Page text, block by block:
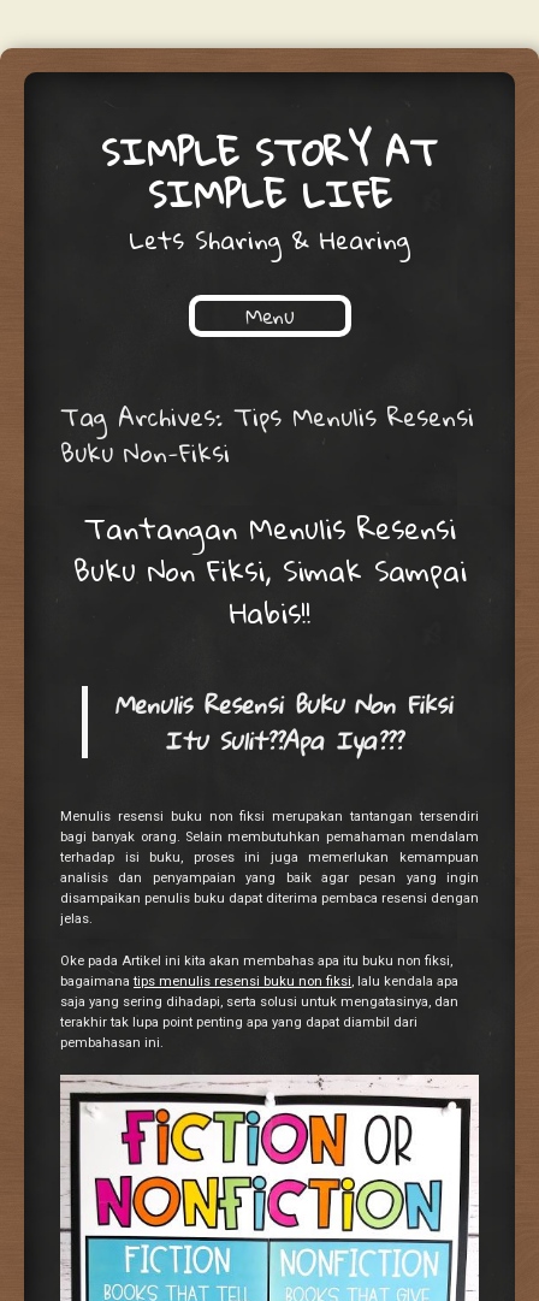
SIMPLE STORY AT
SIMPLE LIFE
Lets Sharing & Hearing
Menu
Tag Archives: Tips Menulis Resensi
Buku Non-Fiksi
Tantangan Menulis Resensi
Buku Non Fiksi, Simak Sampai
Habis!!
Menulis Resensi Buku Non Fiksi
Itu Sulit??Apa Iya???
Menulis resensi buku non fiksi merupakan tantangan tersendiri
bagi banyak orang. Selain membutuhkan pemahaman mendalam
terhadap isi buku, proses ini juga memerlukan kemampuan
analisis dan penyampaian yang baik agar pesan yang ingin
disampaikan penulis buku dapat diterima pembaca resensi dengan
jelas.
Oke pada Artikel ini kita akan membahas apa itu buku non fiksi,
bagaimanatips menulis resensi buku non fiksi, lalu kendala apa
saja yang sering dihadapi, serta solusi untuk mengatasinya, dan
terakhir tak lupa point penting apa yang dapat diambil dari
pembahasan ini.